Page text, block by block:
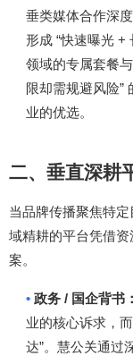
垂类媒体合作深
形成 “快速曝光 +
领域的专属套餐
限却需规避风险”
业的优选。
二、垂直深耕
当品牌传播聚焦特
域精耕的平台凭借
案。
• 政务 / 国企背书
业的核心诉求，
达”。慧公关通过